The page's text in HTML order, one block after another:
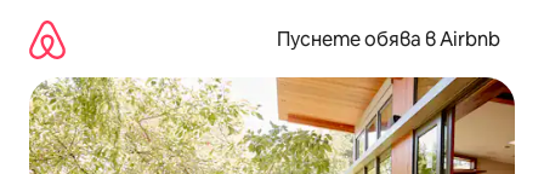
съдържанието
Пуснете обява в Airbnb